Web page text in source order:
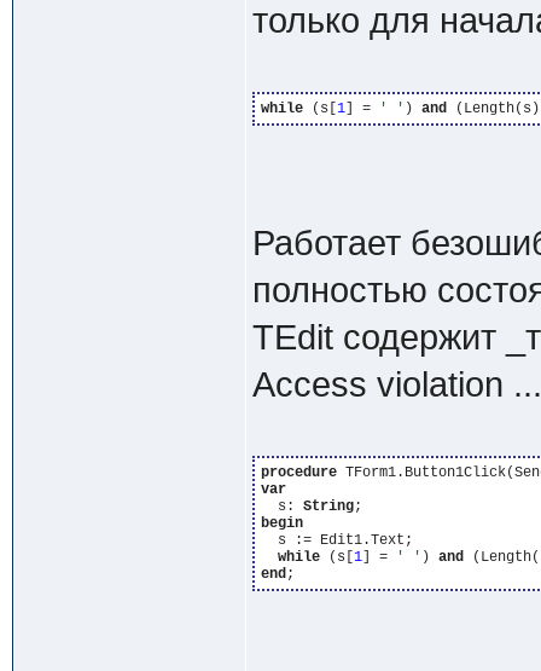
только для
while (s[ 1] = ' ' ) and
Работает
полностью
TEdit содержит
Access violation
procedure
var
  s:
String
begin
  s := Edit1.Text;
while (s[ 1] = ' ' ) and
end